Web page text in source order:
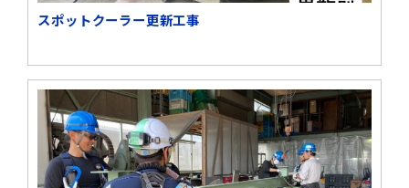
スポットクーラー更新工事